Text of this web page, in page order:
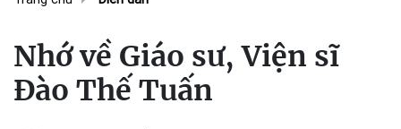
Nhớ về Giáo sư, Viện sĩ
Đào Thế Tuấn